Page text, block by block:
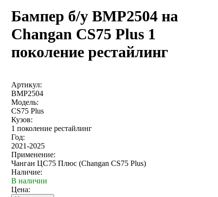
Бампер б/у BMP2504 на
Changan CS75 Plus 1
поколение рестайлинг
Артикул:
BMP2504
Модель:
CS75 Plus
Кузов:
1 поколение рестайлинг
Год:
2021-2025
Применение:
Чанган ЦС75 Плюс (Changan CS75 Plus)
Наличие:
В наличии
Цена: